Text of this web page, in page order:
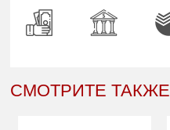
СМОТРИТЕ ТАКЖЕ